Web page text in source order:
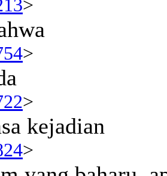
>
>
>
kejadian
>